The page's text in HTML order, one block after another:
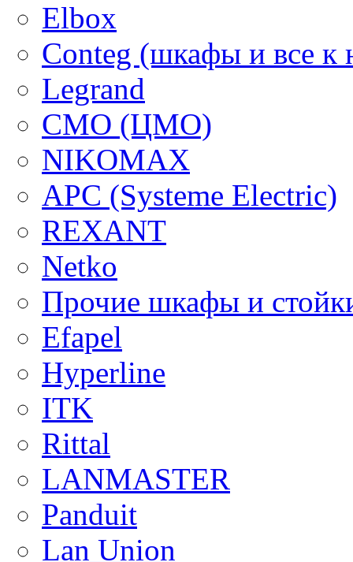
Elbox
Conteg (шкафы и все к
Legrand
CMO (ЦМО)
NIKOMAX
APC (Systeme Electric)
REXANT
Netko
Прочие шкафы и
Efapel
Hyperline
ITK
Rittal
LANMASTER
Panduit
Lan Union